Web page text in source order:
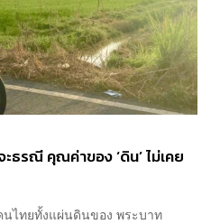
ธรณี คุณค่าของ ‘ดิน’ ไม่เคย
ไทยทั้งแผ่นดินของ พระบาท